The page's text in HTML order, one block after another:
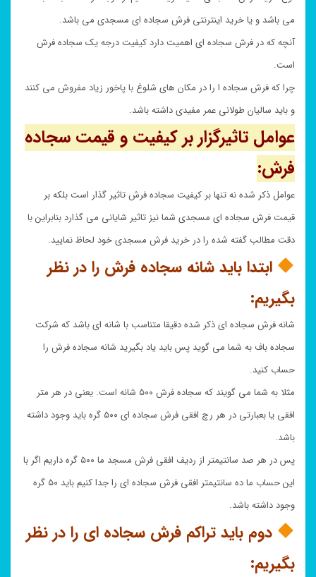
می باشد و یا خرید اینترنتی فرش سجاده ای مسجدی می باشد.
آنچه که در فرش سجاده ای اهمیت دارد کیفیت درجه یک سجاده فرش
است.
چرا که فرش سجاده ا را در مکان های شلوغ با پاخور زیاد مفروش می کنند
و باید سالیان طولانی عمر مفیدی داشته باشد.
عوامل تاثیرگزار بر کیفیت و قیمت سجاده
فرش:
عوامل ذکر شده نه تنها بر کیفیت سجاده فرش تاثیر گذار است بلکه بر
قیمت فرش سجاده ای مسجدی شما نیز تاثیر شایانی می گذارد بنابراین با
دقت مطالب گفته شده را در خرید فرش مسجدی خود لحاظ نمایید.
ابتدا باید شانه سجاده فرش را در نظر
بگیریم:
شانه فرش سجاده ای ذکر شده دقیقا متناسب با شانه ای باشد که شرکت
سجاده باف به شما می گوید پس باید یاد بگیرید شانه سجاده فرش را
حساب کنید.
مثلا به شما می گویند که سجاده فرش ۵۰۰ شانه است. یعنی در هر متر
افقی یا بعبارتی در هر رچ افقی فرش سجاده ای ۵۰۰ گره باید وجود داشته
باشد.
پس در هر صد سانتیمتر از ردیف افقی فرش مسجد ما ۵۰۰ گره داریم اگر با
این حساب ما ده سانتیمتر افقی فرش سجاده ای را جدا کنیم باید ۵۰ گره
وجود داشته باشد.
دوم باید تراکم فرش سجاده ای را در نظر
بگیریم: